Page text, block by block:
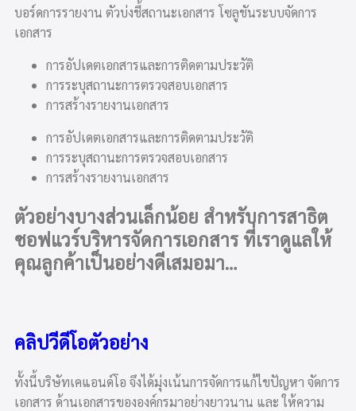
บอร์ดการรายงาน ตัวบ่งชี้สถานะเอกสาร โซลูชันระบบจัดการ
เอกสาร
การอัปเดตเอกสารและการติดตามประวัติ
การระบุสถานะการตรวจสอบเอกสาร
การสร้างรายงานเอกสาร
การอัปเดตเอกสารและการติดตามประวัติ
การระบุสถานะการตรวจสอบเอกสาร
การสร้างรายงานเอกสาร
ตัวอย่างบางส่วนเล็กน้อย สำหรับการสาธิต
ซอฟแวร์บริหารจัดการเอกสาร ที่เราดูแลให้
คุณลูกค้าเป็นอย่างดีเสมอมา…
คลิปวีดีโอตัวอย่าง
ทั้งนี้บริษัทเคแอนด์โอ จึงได้มุ่งเน้นการจัดการแก้ไขปัญหา จัดการ
เอกสาร ด้านเอกสารขององค์กรมาอย่างยาวนาน และ ให้ความ